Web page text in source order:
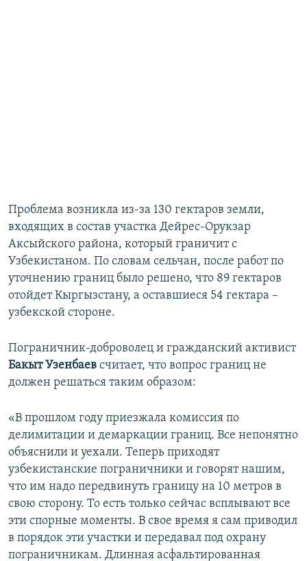
Проблема возникла из-за 130 гектаров земли,
входящих в состав участка Дейрес-Орукзар
Аксыйского района, который граничит с
Узбекистаном. По словам сельчан, после работ по
уточнению границ было решено, что 89 гектаров
отойдет Кыргызстану, а оставшиеся 54 гектара –
узбекской стороне.
Пограничник-доброволец и гражданский активист
Бакыт Узенбаев считает, что вопрос границ не
должен решаться таким образом:
«В прошлом году приезжала комиссия по
делимитации и демаркации границ. Все непонятно
объяснили и уехали. Теперь приходят
узбекистанские пограничники и говорят нашим,
что им надо передвинуть границу на 10 метров в
свою сторону. То есть только сейчас всплывают все
эти спорные моменты. В свое время я сам приводил
в порядок эти участки и передавал под охрану
пограничникам. Длинная асфальтированная